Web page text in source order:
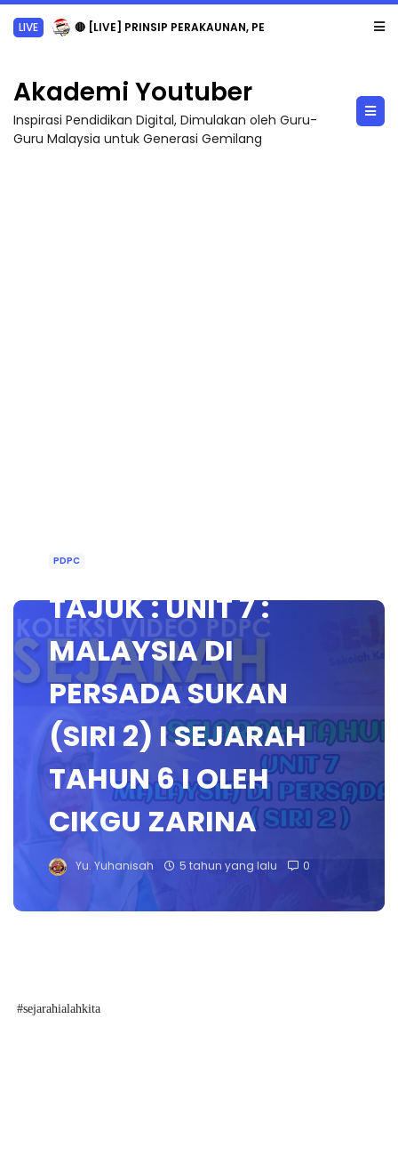
LIVE 🔴 [LIVE] PRINSIP PERAKAUNAN, PECUT SKOR SOALAN 1 TRIAL OLEH CIKGU WAN...
Akademi Youtuber
Inspirasi Pendidikan Digital, Dimulakan oleh Guru-
Guru Malaysia untuk Generasi Gemilang
PDPC
TAJUK : UNIT 7 :
MALAYSIA DI
PERSADA SUKAN
(SIRI 2) I SEJARAH
TAHUN 6 I OLEH
CIKGU ZARINA
Yu. Yuhanisah 5 tahun yang lalu 0
#sejarahialahkita